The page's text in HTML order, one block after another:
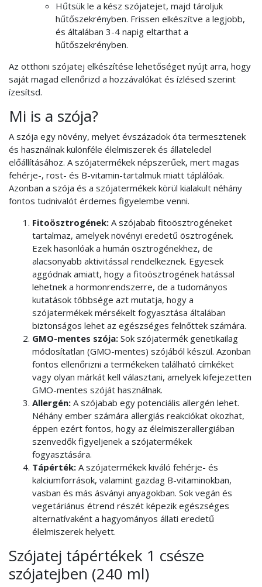
Hűtsük le a kész szójatejet, majd tároljuk
hűtőszekrényben. Frissen elkészítve a legjobb,
és általában 3-4 napig eltarthat a
hűtőszekrényben.
Az otthoni szójatej elkészítése lehetőséget nyújt arra, hogy
saját magad ellenőrizd a hozzávalókat és ízlésed szerint
ízesítsd.
Mi is a szója?
A szója egy növény, melyet évszázadok óta termesztenek
és használnak különféle élelmiszerek és állateledel
előállításához. A szójatermékek népszerűek, mert magas
fehérje-, rost- és B-vitamin-tartalmuk miatt táplálóak.
Azonban a szója és a szójatermékek körül kialakult néhány
fontos tudnivalót érdemes figyelembe venni.
Fitoösztrogének: A szójabab fitoösztrogéneket
tartalmaz, amelyek növényi eredetű ösztrogének.
Ezek hasonlóak a humán ösztrogénekhez, de
alacsonyabb aktivitással rendelkeznek. Egyesek
aggódnak amiatt, hogy a fitoösztrogének hatással
lehetnek a hormonrendszerre, de a tudományos
kutatások többsége azt mutatja, hogy a
szójatermékek mérsékelt fogyasztása általában
biztonságos lehet az egészséges felnőttek számára.
GMO-mentes szója: Sok szójatermék genetikailag
módosítatlan (GMO-mentes) szójából készül. Azonban
fontos ellenőrizni a termékeken található címkéket
vagy olyan márkát kell választani, amelyek kifejezetten
GMO-mentes szóját használnak.
Allergén: A szójabab egy potenciális allergén lehet.
Néhány ember számára allergiás reakciókat okozhat,
éppen ezért fontos, hogy az élelmiszerallergiában
szenvedők figyeljenek a szójatermékek
fogyasztására.
Tápérték: A szójatermékek kiváló fehérje- és
kalciumforrások, valamint gazdag B-vitaminokban,
vasban és más ásványi anyagokban. Sok vegán és
vegetáriánus étrend részét képezik egészséges
alternatívaként a hagyományos állati eredetű
élelmiszerek helyett.
Szójatej tápértékek 1 csésze
szójatejben (240 ml)